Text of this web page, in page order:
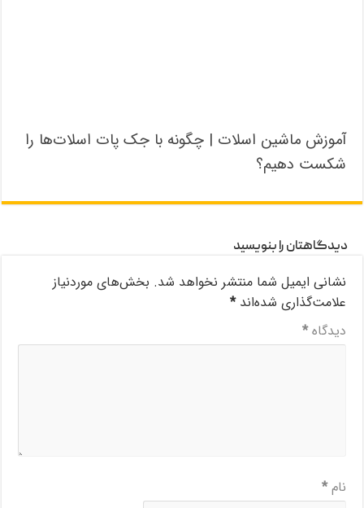
آموزش ماشین اسلات | چگونه با جک پات اسلات‌ها را
شکست دهیم؟
دیدگاهتان را بنویسید
نشانی ایمیل شما منتشر نخواهد شد. بخش‌های موردنیاز
علامت‌گذاری شده‌اند*
دیدگاه*
نام*